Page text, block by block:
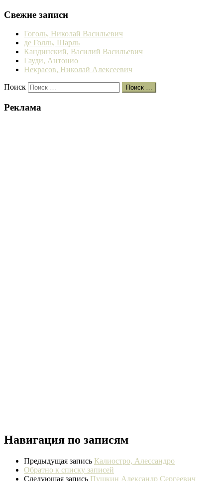
Свежие записи
Гоголь, Николай Васильевич
де Голль, Шарль
Кандинский, Василий Васильевич
Гауди, Антонио
Некрасов, Николай Алексеевич
Поиск Поиск …
Реклама
Навигация по записям
Предыдущая запись Калиостро, Алессандро
Обратно к списку записей
Следующая запись Пушкин Александр Сергеевич